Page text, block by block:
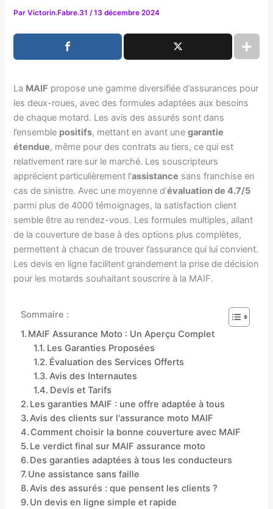
ParVictorin.Fabre.31/13 décembre 2024
La MAIF propose une gamme diversifiée d’assurances pour
les deux-roues, avec des formules adaptées aux besoins
de chaque motard. Les avis des assurés sont dans
l’ensemble positifs, mettant en avant unegarantie
étendue, même pour des contrats au tiers, ce qui est
relativement rare sur le marché. Les souscripteurs
apprécient particulièrement l’assistance sans franchise en
cas de sinistre. Avec une moyenne d’évaluation de 4.7/5
parmi plus de 4000 témoignages, la satisfaction client
semble être au rendez-vous. Les formules multiples, allant
de la couverture de base à des options plus complètes,
permettent à chacun de trouver l’assurance qui lui convient.
Les devis en ligne facilitent grandement la prise de décision
pour les motards souhaitant souscrire à la MAIF.
Sommaire :
MAIF Assurance Moto : Un Aperçu Complet
Les Garanties Proposées
Évaluation des Services Offerts
Avis des Internautes
Devis et Tarifs
Les garanties MAIF : une offre adaptée à tous
Avis des clients sur l'assurance moto MAIF
Comment choisir la bonne couverture avec MAIF
Le verdict final sur MAIF assurance moto
Des garanties adaptées à tous les conducteurs
Une assistance sans faille
Avis des assurés : que pensent les clients ?
Un devis en ligne simple et rapide